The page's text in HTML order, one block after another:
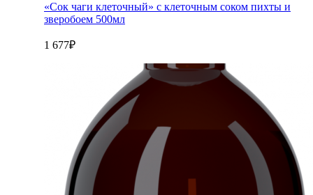
«Сок чаги клеточный» с клеточным соком пихты и
зверобоем 500мл
1 677₽